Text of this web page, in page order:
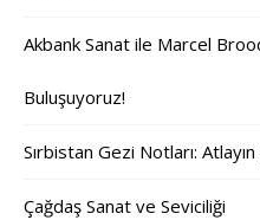
Akbank Sanat ile Marcel
Buluşuyoruz!
Sırbistan Gezi Notları:
Çağdaş Sanat ve Seviciliği